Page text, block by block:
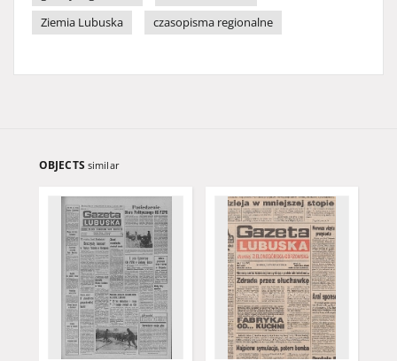
Ziemia Lubuska
czasopisma regionalne
OBJECTS similar